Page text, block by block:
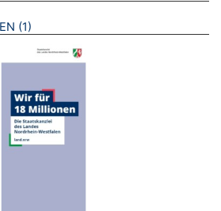
1 BROSCHÜREN